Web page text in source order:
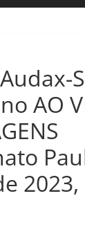
AO
2023,